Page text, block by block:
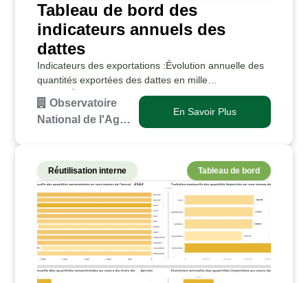
Tableau de bord des
indicateurs annuels des
dattes
Indicateurs des exportations :Évolution annuelle des
quantités exportées des dattes en mille
tonnes.Évolution annuelle de la valeur des
exportations des dattes en million de dinars.Évolution
annuelle…
Observatoire
National de l'Ag…
En Savoir Plus
Réutilisation interne Tableau de bord